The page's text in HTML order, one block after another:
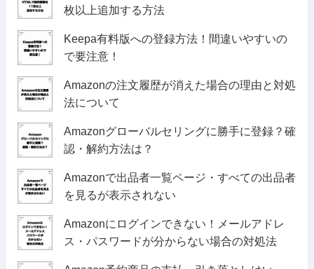
枚以上追加する方法
Keepa有料版への登録方法！間違いやすいの
で要注意！
Amazonの注文履歴が消えた場合の理由と対処
法について
Amazonグローバルセリングに勝手に登録？確
認・解約方法は？
Amazonで出品者一覧ページ・すべての出品者
を見るが表示されない
Amazonにログインできない！メールアドレ
ス・パスワードが分からない場合の対処法